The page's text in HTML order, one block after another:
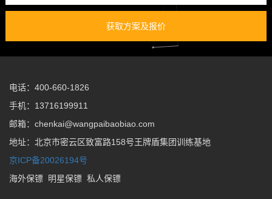
获取方案及报价
电话：400-660-1826
手机：13716199911
邮箱：chenkai@wangpaibaobiao.com
地址：北京市密云区致富路158号王牌盾集团训练基地
京ICP备20026194号
海外保镖 明星保镖 私人保镖